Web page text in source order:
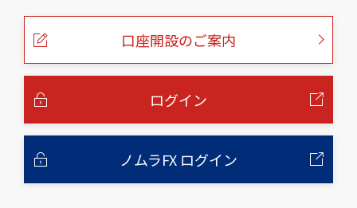
口座開設のご案内
ログイン
ノムラFX ログイン